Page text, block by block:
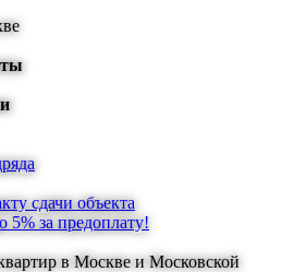
сдачи объекта
5% за предоплату!
в Москве и Московской